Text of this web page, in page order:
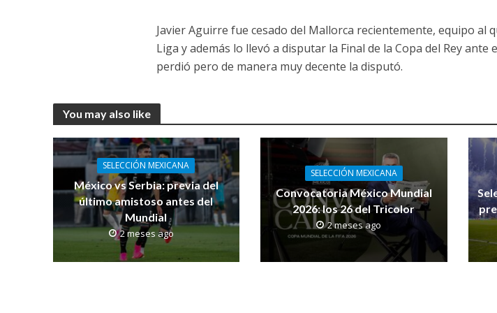
Javier Aguirre fue cesado del Mallorca recientemente, equipo al
Liga y además lo llevó a disputar la Final de la Copa del Rey ante
perdió pero de manera muy decente la disputó.
You may also like
SELECCIÓN MEXICANA
México vs Serbia: previa del
último amistoso antes del
Mundial
2 meses ago
SELECCIÓN MEXICANA
Convocatoria México Mundial
2026: los 26 del Tricolor
2 meses ago